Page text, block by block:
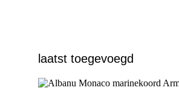
laatst toegevoegd